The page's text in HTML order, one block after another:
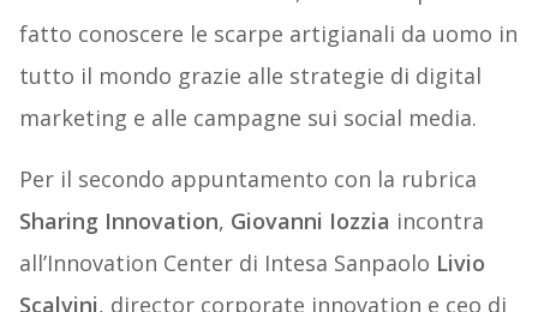
fatto conoscere le scarpe artigianali da uomo in
tutto il mondo grazie alle strategie di digital
marketing e alle campagne sui social media.
Per il secondo appuntamento con la rubrica
Sharing Innovation, Giovanni Iozzia incontra
all’Innovation Center di Intesa Sanpaolo Livio
Scalvini, director corporate innovation e ceo di